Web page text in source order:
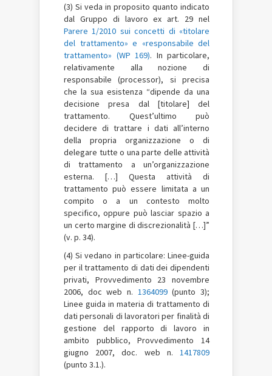
(3) Si veda in proposito quanto indicato
dal Gruppo di lavoro ex art. 29 nel
Parere 1/2010 sui concetti di «titolare
del trattamento» e «responsabile del
trattamento» (WP 169). In particolare,
relativamente alla nozione di
responsabile (processor), si precisa
che la sua esistenza “dipende da una
decisione presa dal [titolare] del
trattamento. Quest’ultimo può
decidere di trattare i dati all’interno
della propria organizzazione o di
delegare tutte o una parte delle attività
di trattamento a un’organizzazione
esterna. […] Questa attività di
trattamento può essere limitata a un
compito o a un contesto molto
specifico, oppure può lasciar spazio a
un certo margine di discrezionalità […]”
(v. p. 34).
(4) Si vedano in particolare: Linee-guida
per il trattamento di dati dei dipendenti
privati, Provvedimento 23 novembre
2006, doc web n. 1364099(punto 3);
Linee guida in materia di trattamento di
dati personali di lavoratori per finalità di
gestione del rapporto di lavoro in
ambito pubblico, Provvedimento 14
giugno 2007, doc. web n. 1417809
(punto 3.1.).